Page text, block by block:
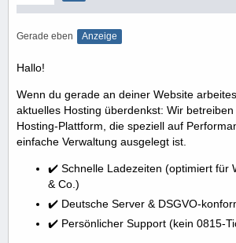
Gerade eben Anzeige
Hallo!
Wenn du gerade an deiner Website
aktuelles Hosting überdenkst: Wir
Hosting-Plattform, die speziell auf
einfache Verwaltung ausgelegt ist.
✔️ Schnelle Ladezeiten (optimiert für
& Co.)
✔️ Deutsche Server & DSGVO-
✔️ Persönlicher Support (kein 0815-